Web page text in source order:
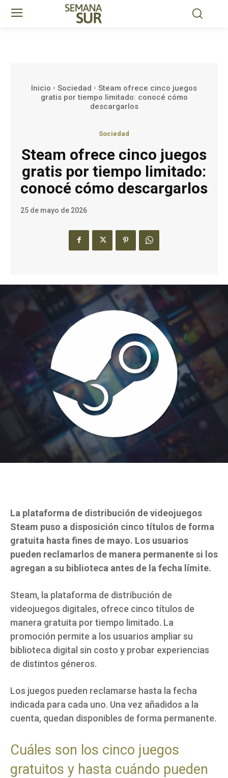
Inicio Sociedad
Steam ofrece cinco juegos
gratis por tiempo limitado: conocé cómo
descargarlos
Sociedad
Steam ofrece cinco juegos
gratis por tiempo limitado:
conocé cómo descargarlos
25 de mayo de 2026
La plataforma de distribución de videojuegos
Steam puso a disposición cinco títulos de forma
gratuita hasta fines de mayo. Los usuarios
pueden reclamarlos de manera permanente si los
agregan a su biblioteca antes de la fecha límite.
Steam, la plataforma de distribución de
videojuegos digitales, ofrece cinco títulos de
manera gratuita por tiempo limitado. La
promoción permite a los usuarios ampliar su
biblioteca digital sin costo y probar experiencias
de distintos géneros.
Los juegos pueden reclamarse hasta la fecha
indicada para cada uno. Una vez añadidos a la
cuenta, quedan disponibles de forma permanente.
Cuáles son los cinco juegos
gratuitos y hasta cuándo pueden